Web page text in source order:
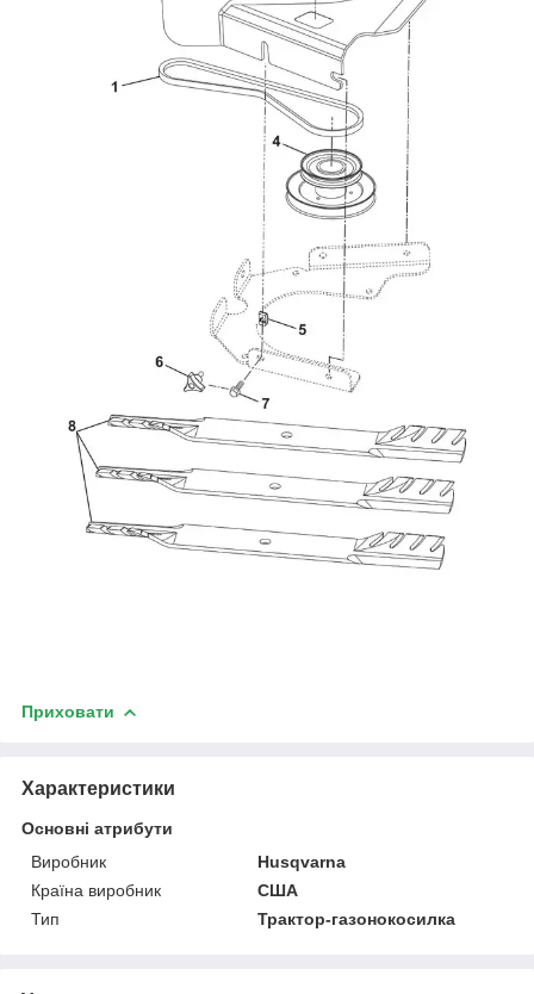
Приховати
Характеристики
Основні атрибути
Виробник
Husqvarna
Країна виробник
США
Тип
Трактор-газонокосилка